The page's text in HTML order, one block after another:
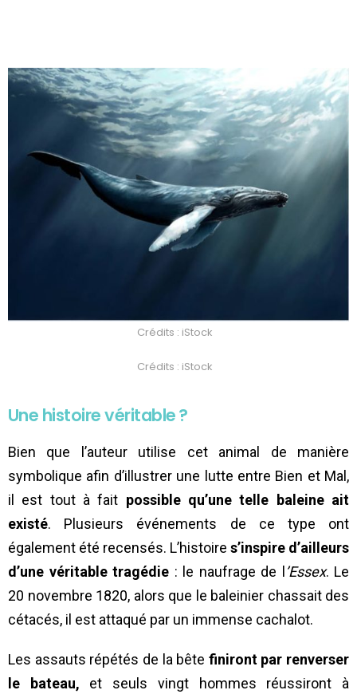
Crédits : iStock
Crédits : iStock
Une histoire véritable ?
Bien que l’auteur utilise cet animal de manière
symbolique afin d’illustrer une lutte entre Bien et Mal,
il est tout à fait possible qu’une telle baleine ait
existé. Plusieurs événements de ce type ont
également été recensés. L’histoire s’inspire d’ailleurs
d’une véritable tragédie : le naufrage de l ’Essex. Le
20 novembre 1820, alors que le baleinier chassait des
cétacés, il est attaqué par un immense cachalot.
Les assauts répétés de la bête finiront par renverser
le bateau, et seuls vingt hommes réussiront à